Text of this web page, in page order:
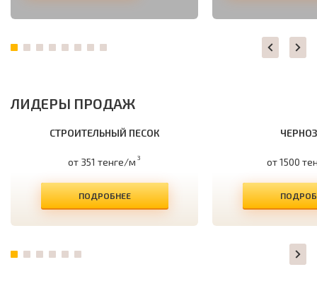
ЛИДЕРЫ ПРОДАЖ
СТРОИТЕЛЬНЫЙ ПЕСОК
от 351 тенге/м 3
ПОДРОБНЕЕ
от 1500